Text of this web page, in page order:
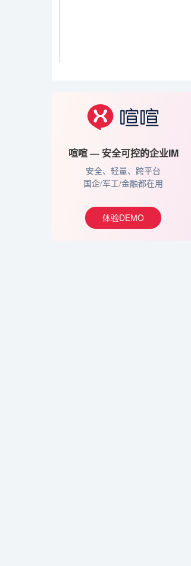
喧喧 — 安全可控的企业IM
安全、轻量、跨平台
国企/军工/金融都在用
体验DEMO